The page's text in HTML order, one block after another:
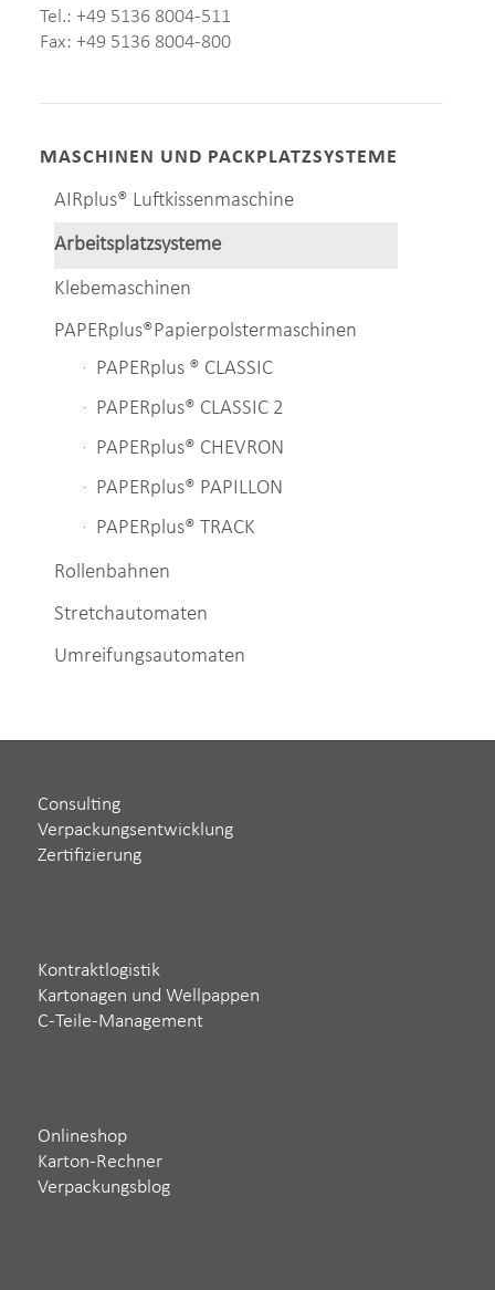
Tel.: +49 5136 8004-511
Fax: +49 5136 8004-800
MASCHINEN UND PACKPLATZSYSTEME
AIRplus® Luftkissenmaschine
Arbeitsplatzsysteme
Klebemaschinen
PAPERplus®Papierpolstermaschinen
PAPERplus ® CLASSIC
PAPERplus® CLASSIC 2
PAPERplus® CHEVRON
PAPERplus® PAPILLON
PAPERplus® TRACK
Rollenbahnen
Stretchautomaten
Umreifungsautomaten
Consulting
Verpackungsentwicklung
Zertifizierung
Kontraktlogistik
Kartonagen und Wellpappen
C-Teile-Management
Onlineshop
Karton-Rechner
Verpackungsblog